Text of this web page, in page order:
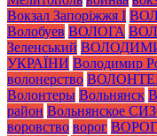
Вокзал Запоріжжя І
Волобуев ВОЛОГА
Зеленський
УКРАЇНИ Володимир
волонерство
Волонтеры Вольнянск
район Вольнянское
воровство ворог